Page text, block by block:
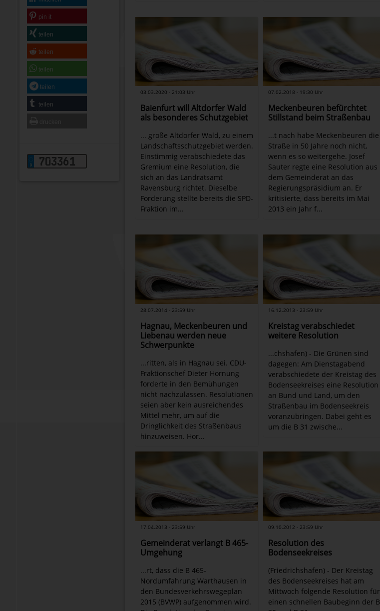
pin it
teilen
teilen
teilen
teilen
teilen
703361
03.03.2020 - 21:03 Uhr
Baienfurt will Altdorfer Wald
als besonderes Schutzgebiet
... große Altdorfer Wald, zu einem
Landschaftsschutzgebiet werden.
Einstimmig verabschiedete das
Gremium eine Resolution, die
sich an das Landratsamt
Ravensburg richtet. Dieselbe
Forderung stellte bereits die SPD-
Fraktion im...
07.02.2018 - 19:30 Uhr
Meckenbeuren befürchtet
Stillstand beim Straßenbau
...t nach habe Meckenbeuren die
Straße in 50 Jahre noch nicht,
wenn es so weitergehe. Josef
Sauter regte eine Resolution aus
dem Gemeinderat an das
Regierungspräsidium an. Er
kritisierte, dass bereits im Mai
2013 ein Jahr f...
28.07.2014 - 23:59 Uhr
Hagnau, Meckenbeuren und
Liebenau werden neue
Schwerpunkte
...ritten, als in Hagnau sei. CDU-
Fraktionschef Dieter Hornung
forderte in den Bemühungen
nicht nachzulassen. Resolutionen
seien aber kein ausreichendes
Mittel mehr, um auf die
Dringlichkeit des Straßenbaus
hinzuweisen. Hor...
16.12.2013 - 23:59 Uhr
Kreistag verabschiedet
weitere Resolution
...chshafen) - Die Grünen sind
dagegen: Am Dienstagabend
verabschiedete der Kreistag des
Bodenseekreises eine Resolution
an Bund und Land, um den
Straßenbau im Bodenseekreis
voranzubringen. Dabei geht es
um die B 31 zwische...
17.04.2013 - 23:59 Uhr
Gemeinderat verlangt B 465-
Umgehung
...rt, dass die B 465-
Nordumfahrung Warthausen in
den Bundesverkehrswegeplan
2015 (BVWP) aufgenommen wird.
09.10.2012 - 23:59 Uhr
Resolution des
Bodenseekreises
(Friedrichshafen) - Der Kreistag
des Bodenseekreises hat am
Mittwoch folgende Resolution für
einen schnellen Baubeginn der B